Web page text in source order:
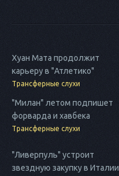
Хуан Мата продолжит
карьеру в "Атлетико"
Трансферные слухи
"Милан" летом подпишет
форварда и хавбека
Трансферные слухи
"Ливерпуль" устроит
звездную закупку в Италии